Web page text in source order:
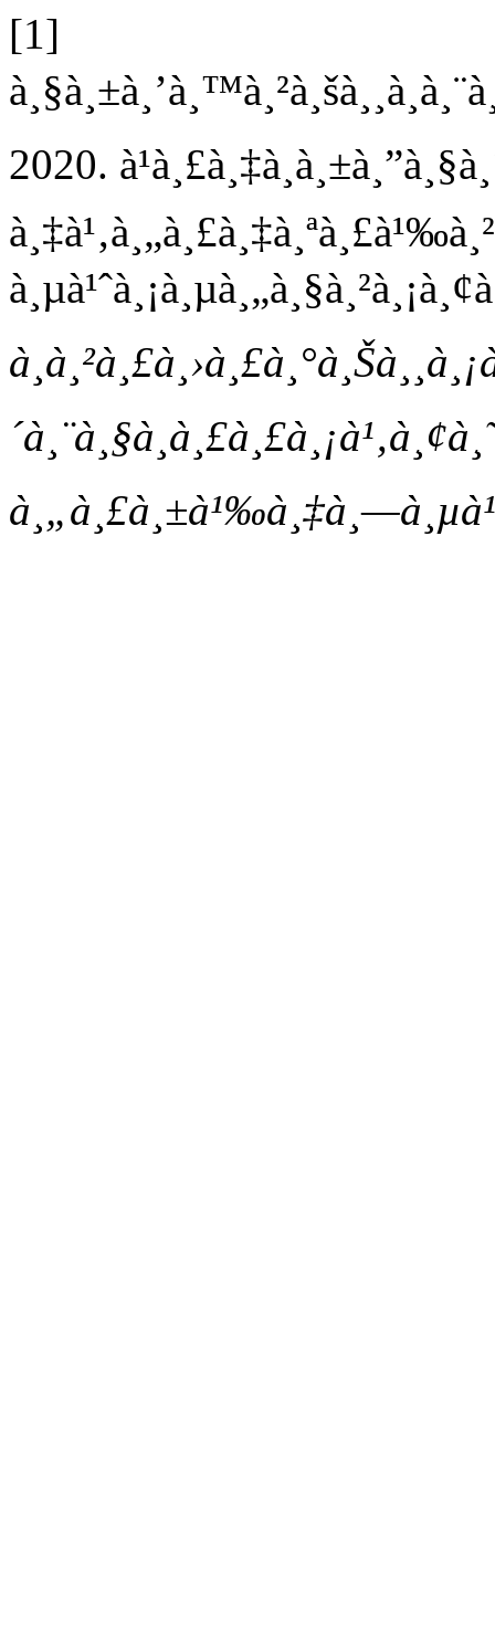
[1]
2020.